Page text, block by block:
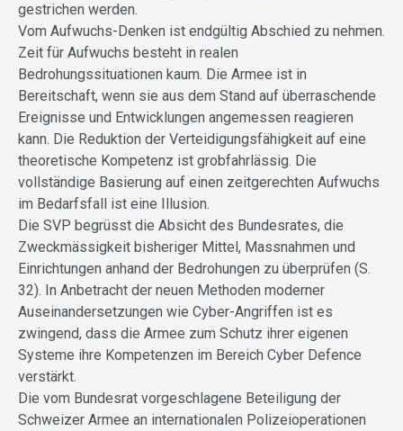
gestrichen werden.
Vom Aufwuchs-Denken ist endgültig Abschied zu nehmen.
Zeit für Aufwuchs besteht in realen
Bedrohungssituationen kaum. Die Armee ist in
Bereitschaft, wenn sie aus dem Stand auf überraschende
Ereignisse und Entwicklungen angemessen reagieren
kann. Die Reduktion der Verteidigungsfähigkeit auf eine
theoretische Kompetenz ist grobfahrlässig. Die
vollständige Basierung auf einen zeitgerechten Aufwuchs
im Bedarfsfall ist eine Illusion.
Die SVP begrüsst die Absicht des Bundesrates, die
Zweckmässigkeit bisheriger Mittel, Massnahmen und
Einrichtungen anhand der Bedrohungen zu überprüfen (S.
32). In Anbetracht der neuen Methoden moderner
Auseinandersetzungen wie Cyber-Angriffen ist es
zwingend, dass die Armee zum Schutz ihrer eigenen
Systeme ihre Kompetenzen im Bereich Cyber Defence
verstärkt.
Die vom Bundesrat vorgeschlagene Beteiligung der
Schweizer Armee an internationalen Polizeioperationen